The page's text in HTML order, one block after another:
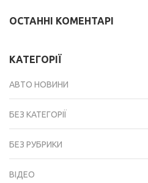
ОСТАННІ КОМЕНТАРІ
КАТЕГОРІЇ
АВТО НОВИНИ
БЕЗ КАТЕГОРІЇ
БЕЗ РУБРИКИ
ВІДЕО